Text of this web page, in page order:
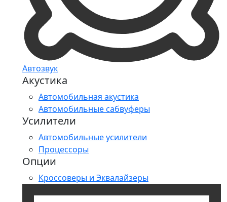
Автозвук
Акустика
Автомобильная акустика
Автомобильные сабвуферы
Усилители
Автомобильные усилители
Процессоры
Опции
Кроссоверы и Эквалайзеры